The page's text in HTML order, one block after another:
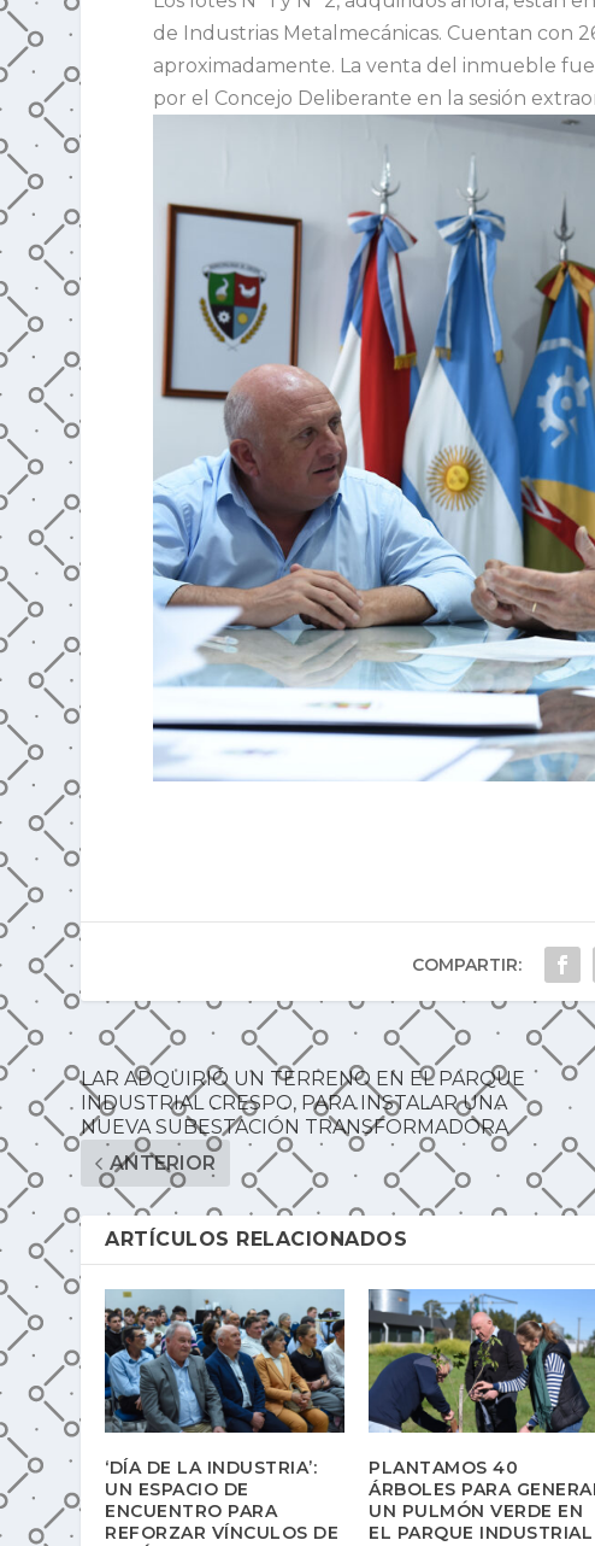
de Industrias Metalmecánicas. Cuentan con
aproximadamente. La venta del inmueble
por el Concejo Deliberante en la sesión
COMPARTIR:
LAR ADQUIRIÓ UN TERRENO EN EL PARQUE
INDUSTRIAL CRESPO, PARA INSTALAR UNA
NUEVA SUBESTACIÓN TRANSFORMADORA
ANTERIOR
ARTÍCULOS RELACIONADOS
‘DÍA DE LA INDUSTRIA’:
UN ESPACIO DE
ENCUENTRO PARA
REFORZAR VÍNCULOS DE
PLANTAMOS 40
ÁRBOLES PARA
UN PULMÓN VERDE EN
EL PARQUE INDUSTRIAL